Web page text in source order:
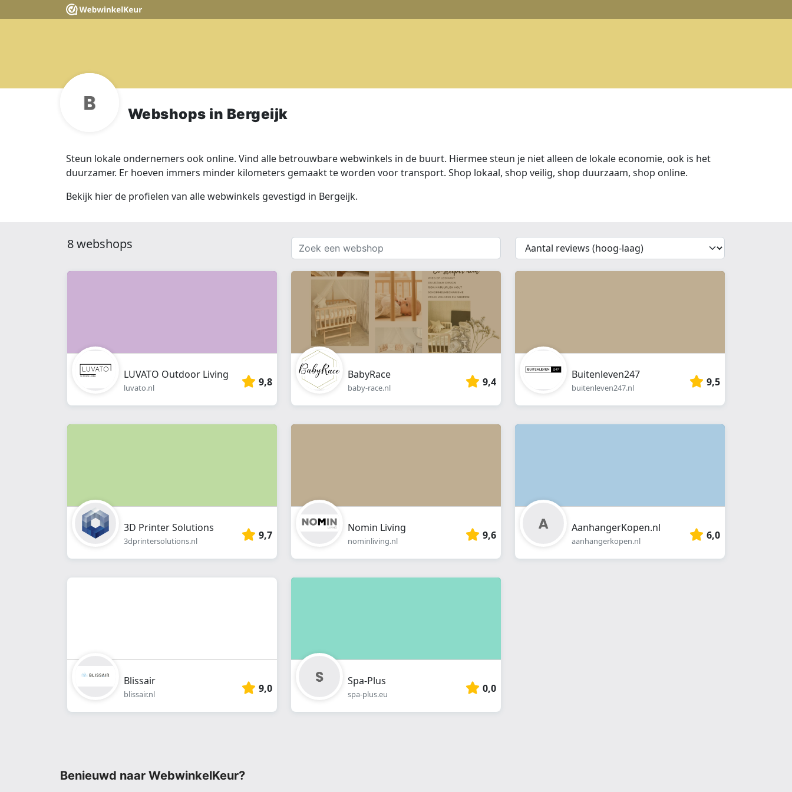
Webshops in Bergeijk
Steun lokale ondernemers ook online. Vind alle betrouwbare webwinkels in de buurt. Hiermee steun je niet alleen de lokale economie, ook is het
duurzamer. Er hoeven immers minder kilometers gemaakt te worden voor transport. Shop lokaal, shop veilig, shop duurzaam, shop online.
Bekijk hier de profielen van alle webwinkels gevestigd in Bergeijk.
8 webshops
Zoek
een
webshop
{{
__('Sort')
}}
LUVATO Outdoor Living
luvato.nl 9,8
BabyRace
baby-race.nl 9,4
Buitenleven247
buitenleven247.nl 9,5
3D Printer Solutions
3dprintersolutions.nl 9,7
Nomin Living
nominliving.nl 9,6
AanhangerKopen.nl
aanhangerkopen.nl 6,0
Blissair
blissair.nl 9,0
Spa-Plus
spa-plus.eu 0,0
Benieuwd naar WebwinkelKeur?